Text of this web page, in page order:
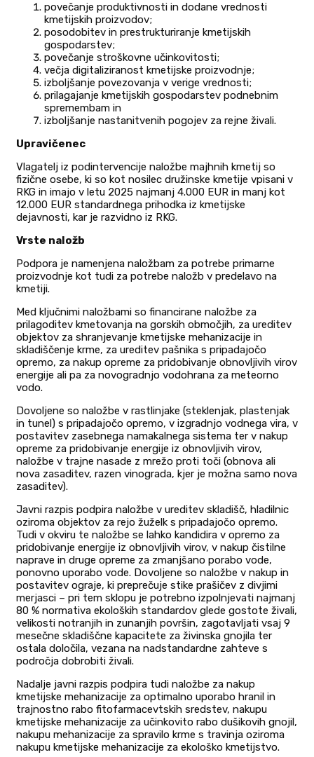
povečanje produktivnosti in dodane vrednosti
kmetijskih proizvodov;
posodobitev in prestrukturiranje kmetijskih
gospodarstev;
povečanje stroškovne učinkovitosti;
večja digitaliziranost kmetijske proizvodnje;
izboljšanje povezovanja v verige vrednosti;
prilagajanje kmetijskih gospodarstev podnebnim
spremembam in
izboljšanje nastanitvenih pogojev za rejne živali.
Upravičenec
Vlagatelj iz podintervencije naložbe majhnih kmetij so
fizične osebe, ki so kot nosilec družinske kmetije vpisani v
RKG in imajo v letu 2025 najmanj 4.000 EUR in manj kot
12.000 EUR standardnega prihodka iz kmetijske
dejavnosti, kar je razvidno iz RKG.
Vrste naložb
Podpora je namenjena naložbam za potrebe primarne
proizvodnje kot tudi za potrebe naložb v predelavo na
kmetiji.
Med ključnimi naložbami so financirane naložbe za
prilagoditev kmetovanja na gorskih območjih, za ureditev
objektov za shranjevanje kmetijske mehanizacije in
skladiščenje krme, za ureditev pašnika s pripadajočo
opremo, za nakup opreme za pridobivanje obnovljivih virov
energije ali pa za novogradnjo vodohrana za meteorno
vodo.
Dovoljene so naložbe v rastlinjake (steklenjak, plastenjak
in tunel) s pripadajočo opremo, v izgradnjo vodnega vira, v
postavitev zasebnega namakalnega sistema ter v nakup
opreme za pridobivanje energije iz obnovljivih virov,
naložbe v trajne nasade z mrežo proti toči (obnova ali
nova zasaditev, razen vinograda, kjer je možna samo nova
zasaditev).
Javni razpis podpira naložbe v ureditev skladišč, hladilnic
oziroma objektov za rejo žuželk s pripadajočo opremo.
Tudi v okviru te naložbe se lahko kandidira v opremo za
pridobivanje energije iz obnovljivih virov, v nakup čistilne
naprave in druge opreme za zmanjšano porabo vode,
ponovno uporabo vode. Dovoljene so naložbe v nakup in
postavitev ograje, ki preprečuje stike prašičev z divjimi
merjasci – pri tem sklopu je potrebno izpolnjevati najmanj
80 % normativa ekoloških standardov glede gostote živali,
velikosti notranjih in zunanjih površin, zagotavljati vsaj 9
mesečne skladiščne kapacitete za živinska gnojila ter
ostala določila, vezana na nadstandardne zahteve s
področja dobrobiti živali.
Nadalje javni razpis podpira tudi naložbe za nakup
kmetijske mehanizacije za optimalno uporabo hranil in
trajnostno rabo fitofarmacevtskih sredstev, nakupu
kmetijske mehanizacije za učinkovito rabo dušikovih gnojil,
nakupu mehanizacije za spravilo krme s travinja oziroma
nakupu kmetijske mehanizacije za ekološko kmetijstvo.